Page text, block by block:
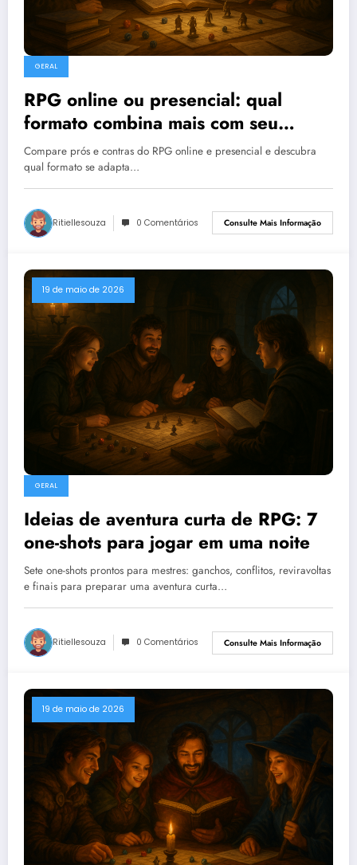
GERAL
RPG online ou presencial: qual
formato combina mais com seu
grupo
Compare prós e contras do RPG online e presencial e descubra
qual formato se adapta…
Ritiellesouza 0 Comentários Consulte Mais Informação
19 de maio de 2026
GERAL
Ideias de aventura curta de RPG: 7
one-shots para jogar em uma noite
Sete one-shots prontos para mestres: ganchos, conflitos, reviravoltas
e finais para preparar uma aventura curta…
Ritiellesouza 0 Comentários Consulte Mais Informação
19 de maio de 2026